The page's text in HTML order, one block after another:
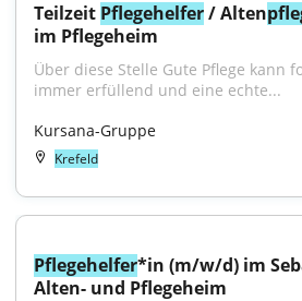
Teilzeit Pflegehelfer / Alten
im Pflegeheim
Über diese Stelle Gute Pflege kann
immer erfüllend und eine echte...
Kursana-Gruppe
Krefeld
Pflegehelfer*in (m/w/d) im
Alten- und Pflegeheim